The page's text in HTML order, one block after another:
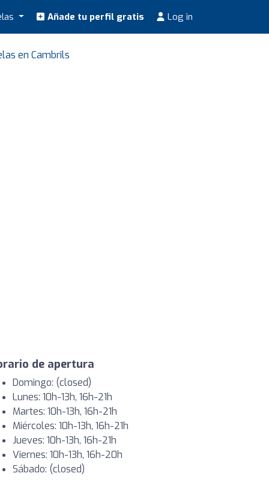
Añade tu perfil gratis Log in
en Cambrils
de apertura
Domingo: (closed)
Lunes: 10h-13h, 16h-21h
Martes: 10h-13h, 16h-21h
Miércoles: 10h-13h, 16h-21h
Jueves: 10h-13h, 16h-21h
Viernes: 10h-13h, 16h-20h
Sábado: (closed)